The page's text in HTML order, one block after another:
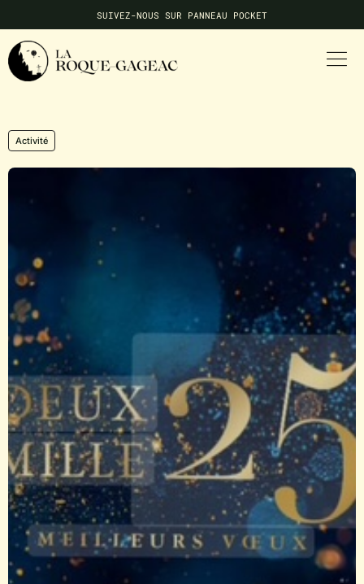
SUIVEZ-NOUS SUR PANNEAU POCKET
NE MANQUEZ AUCUNE INFO LOCALE
Activité